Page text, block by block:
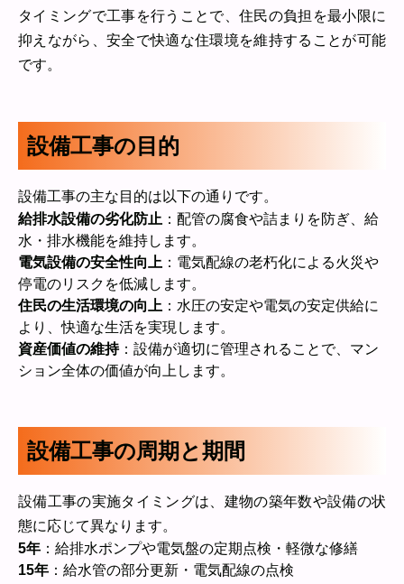
タイミングで工事を行うことで、住民の負担を最小限に
抑えながら、安全で快適な住環境を維持することが可能
です。
設備工事の目的
設備工事の主な目的は以下の通りです。
給排水設備の劣化防止 ：配管の腐食や詰まりを防ぎ、給
水・排水機能を維持します。
電気設備の安全性向上 ：電気配線の老朽化による火災や
停電のリスクを低減します。
住民の生活環境の向上 ：水圧の安定や電気の安定供給に
より、快適な生活を実現します。
資産価値の維持：設備が適切に管理されることで、マン
ション全体の価値が向上します。
設備工事の周期と期間
設備工事の実施タイミングは、建物の築年数や設備の状
態に応じて異なります。
5年 ：給排水ポンプや電気盤の定期点検・軽微な修繕
15年 ：給水管の部分更新・電気配線の点検